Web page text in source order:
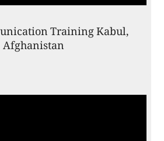
Training Kabul,
Afghanistan